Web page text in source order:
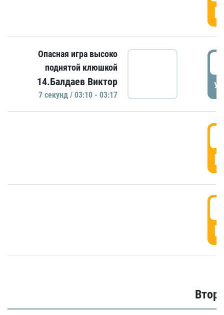
Опасная игра высоко
поднятой клюшкой
14.Балдаев Виктор
7 секунд / 03:10 - 03:17